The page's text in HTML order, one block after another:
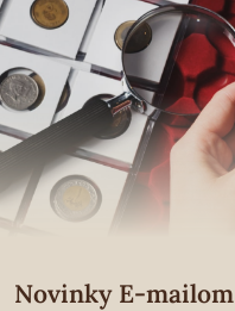
Novinky E-mailom